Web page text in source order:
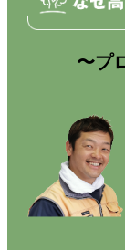
〜プ